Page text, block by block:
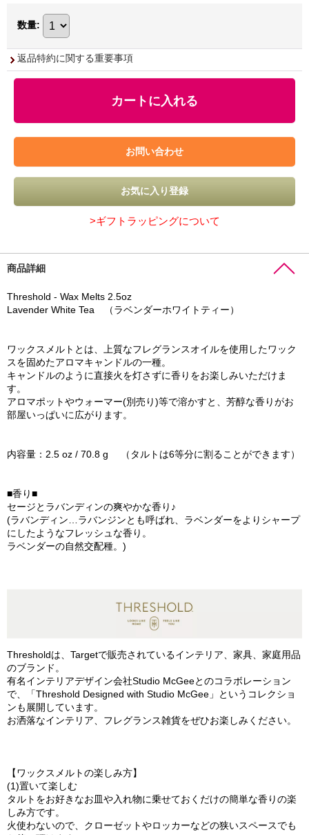
数量:
返品特約に関する重要事項
>ギフトラッピングについて
商品詳細
Threshold - Wax Melts 2.5oz
Lavender White Tea （ラベンダーホワイトティー）
ワックスメルトとは、上質なフレグランスオイルを使用したワック
スを固めたアロマキャンドルの一種。
キャンドルのように直接火を灯さずに香りをお楽しみいただけま
す。
アロマポットやウォーマー(別売り)等で溶かすと、芳醇な香りがお
部屋いっぱいに広がります。
内容量：2.5 oz / 70.8 g （タルトは6等分に割ることができます）
■香り■
セージとラバンディンの爽やかな香り♪
(ラバンディン…ラバンジンとも呼ばれ、ラベンダーをよりシャープ
にしたようなフレッシュな香り。
ラベンダーの自然交配種。)
Thresholdは、Targetで販売されているインテリア、家具、家庭用品
のブランド。
有名インテリアデザイン会社Studio McGeeとのコラボレーション
で、「Threshold Designed with Studio McGee」というコレクショ
ンも展開しています。
お洒落なインテリア、フレグランス雑貨をぜひお楽しみください。
【ワックスメルトの楽しみ方】
(1)置いて楽しむ
タルトをお好きなお皿や入れ物に乗せておくだけの簡単な香りの楽
しみ方です。
火使わないので、クローゼットやロッカーなどの狭いスペースでも